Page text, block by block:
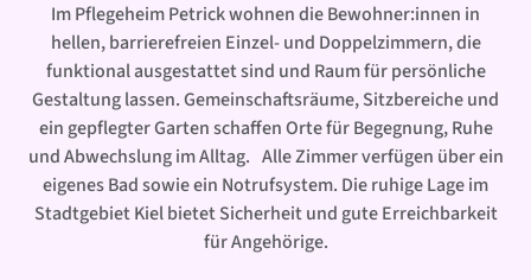
Im Pflegeheim Petrick wohnen die Bewohner:innen in
hellen, barrierefreien Einzel- und Doppelzimmern, die
funktional ausgestattet sind und Raum für persönliche
Gestaltung lassen. Gemeinschaftsräume, Sitzbereiche und
ein gepflegter Garten schaffen Orte für Begegnung, Ruhe
und Abwechslung im Alltag. Alle Zimmer verfügen über ein
eigenes Bad sowie ein Notrufsystem. Die ruhige Lage im
Stadtgebiet Kiel bietet Sicherheit und gute Erreichbarkeit
für Angehörige.